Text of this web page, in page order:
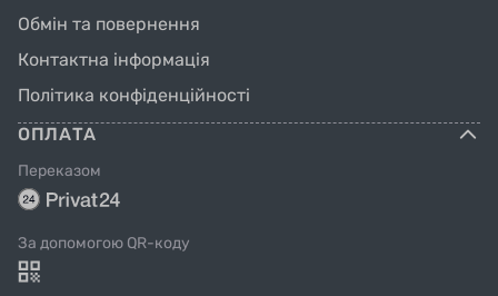
Обмін та повернення
Контактна інформація
Політика конфіденційності
ОПЛАТА
Переказом
За допомогою QR-коду